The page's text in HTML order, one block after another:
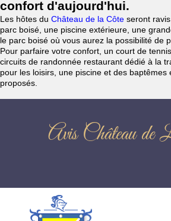
confort d'aujourd'hui.
Les hôtes du Château de la Côte seront
parc boisé, une piscine extérieure, une
le parc boisé où vous aurez la possibilité de
Pour parfaire votre confort, un court de
circuits de randonnée restaurant dédié à la
pour les loisirs, une piscine et des baptêmes
proposés.
Avis Château de